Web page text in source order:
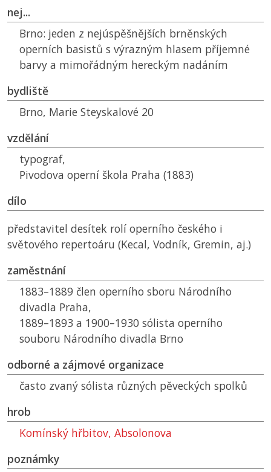
nej...
Brno: jeden z nejúspěšnějších brněnských
operních basistů s výrazným hlasem příjemné
barvy a mimořádným hereckým nadáním
bydliště
Brno, Marie Steyskalové 20
vzdělání
typograf,
Pivodova operní škola Praha (1883)
dílo
představitel desítek rolí operního českého i
světového repertoáru (Kecal, Vodník, Gremin, aj.)
zaměstnání
1883–1889 člen operního sboru Národního
divadla Praha,
1889–1893 a 1900–1930 sólista operního
souboru Národního divadla Brno
odborné a zájmové organizace
často zvaný sólista různých pěveckých spolků
hrob
Komínský hřbitov, Absolonova
poznámky